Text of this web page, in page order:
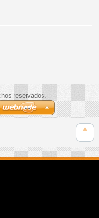
reservados.